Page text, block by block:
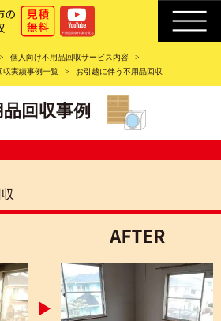
個人向け不用品回収サービス内容
収実績事例一覧 お引越に伴う不用品回収
品回収事例